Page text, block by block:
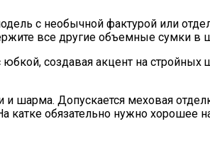
с необычной фактурой или
все другие объемные сумки в
создавая акцент на стройных
шарма. Допускается меховая
обязательно нужно хорошее